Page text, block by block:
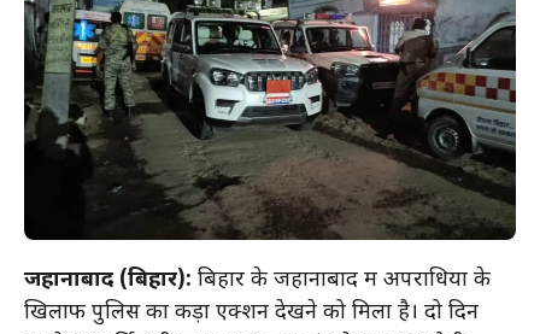
जहानाबाद (बिहार): बिहार के जहानाबाद में अपराधियों के
खिलाफ पुलिस का कड़ा एक्शन देखने को मिला है। दो दिन